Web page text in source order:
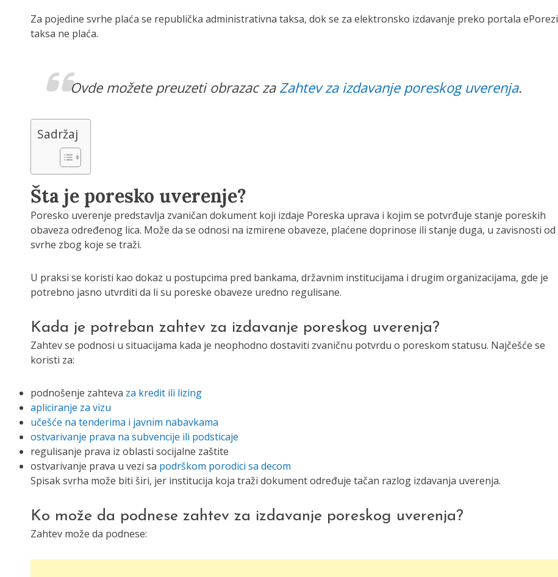
Za pojedine svrhe plaća se republička administrativna taksa, dok se za elektronsko izdavanje preko portala ePorezi
taksa ne plaća.
Ovde možete preuzeti obrazac za Zahtev za izdavanje poreskog uverenja.
Sadržaj
Šta je poresko uverenje?
Poresko uverenje predstavlja zvaničan dokument koji izdaje Poreska uprava i kojim se potvrđuje stanje poreskih
obaveza određenog lica. Može da se odnosi na izmirene obaveze, plaćene doprinose ili stanje duga, u zavisnosti od
svrhe zbog koje se traži.
U praksi se koristi kao dokaz u postupcima pred bankama, državnim institucijama i drugim organizacijama, gde je
potrebno jasno utvrditi da li su poreske obaveze uredno regulisane.
Kada je potreban zahtev za izdavanje poreskog uverenja?
Zahtev se podnosi u situacijama kada je neophodno dostaviti zvaničnu potvrdu o poreskom statusu. Najčešće se
koristi za:
podnošenje zahteva za kredit ili lizing
apliciranje za vizu
učešće na tenderima i javnim nabavkama
ostvarivanje prava na subvencije ili podsticaje
regulisanje prava iz oblasti socijalne zaštite
ostvarivanje prava u vezi sa podrškom porodici sa decom
Spisak svrha može biti širi, jer institucija koja traži dokument određuje tačan razlog izdavanja uverenja.
Ko može da podnese zahtev za izdavanje poreskog uverenja?
Zahtev može da podnese: